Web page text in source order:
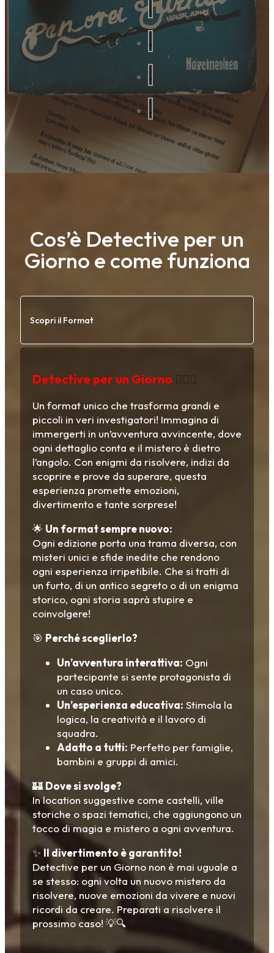
Cos’è Detective per un
Giorno e come funziona
Scopri il Format
Detective per un Giorno 🕵️‍♂️✨
Un format unico che trasforma grandi e
piccoli in veri investigatori! Immagina di
immergerti in un’avventura avvincente, dove
ogni dettaglio conta e il mistero è dietro
l’angolo. Con enigmi da risolvere, indizi da
scoprire e prove da superare, questa
esperienza promette emozioni,
divertimento e tante sorprese!
🌟 Un format sempre nuovo:
Ogni edizione porta una trama diversa, con
misteri unici e sfide inedite che rendono
ogni esperienza irripetibile. Che si tratti di
un furto, di un antico segreto o di un enigma
storico, ogni storia saprà stupire e
coinvolgere!
🎯 Perché sceglierlo?
Un’avventura interattiva: Ogni
partecipante si sente protagonista di
un caso unico.
Un’esperienza educativa: Stimola la
logica, la creatività e il lavoro di
squadra.
Adatto a tutti: Perfetto per famiglie,
bambini e gruppi di amici.
🏰 Dove si svolge?
In location suggestive come castelli, ville
storiche o spazi tematici, che aggiungono un
tocco di magia e mistero a ogni avventura.
✨ Il divertimento è garantito!
Detective per un Giorno non è mai uguale a
se stesso: ogni volta un nuovo mistero da
risolvere, nuove emozioni da vivere e nuovi
ricordi da creare. Preparati a risolvere il
prossimo caso! 💡🔍